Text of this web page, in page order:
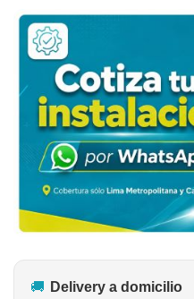
🚚 Delivery a domicilio